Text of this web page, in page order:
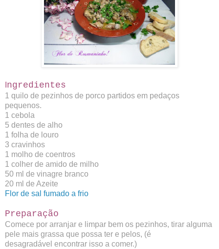
ngredientes
1 quilo de pezinhos de porco partidos em pedaços
pequenos.
1 cebola
5 dentes de alho
1 folha de louro
3 cravinhos
1 molho de coentros
1 colher de amido de milho
50 ml de vinagre branco
20 ml de Azeite
Flor de sal fumado a frio
Preparação
Comece por arranjar e limpar bem os pezinhos, tirar alguma
pele mais grassa que possa ter e pelos, (é
desagradável encontrar isso a comer.)